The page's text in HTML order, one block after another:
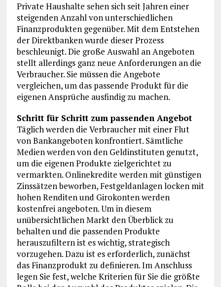
Private Haushalte sehen sich seit Jahren einer
steigenden Anzahl von unterschiedlichen
Finanzprodukten gegenüber. Mit dem Entstehen
der Direktbanken wurde dieser Prozess
beschleunigt. Die große Auswahl an Angeboten
stellt allerdings ganz neue Anforderungen an die
Verbraucher. Sie müssen die Angebote
vergleichen, um das passende Produkt für die
eigenen Ansprüche ausfindig zu machen.
Schritt für Schritt zum passenden Angebot
Täglich werden die Verbraucher mit einer Flut
von Bankangeboten konfrontiert. Sämtliche
Medien werden von den Geldinstituten genutzt,
um die eigenen Produkte zielgerichtet zu
vermarkten. Onlinekredite werden mit günstigen
Zinssätzen beworben, Festgeldanlagen locken mit
hohen Renditen und Girokonten werden
kostenfrei angeboten. Um in diesem
unübersichtlichen Markt den Überblick zu
behalten und die passenden Produkte
herauszufiltern ist es wichtig, strategisch
vorzugehen. Dazu ist es erforderlich, zunächst
das Finanzprodukt zu definieren. Im Anschluss
legen Sie fest, welche Kriterien für Sie die größte